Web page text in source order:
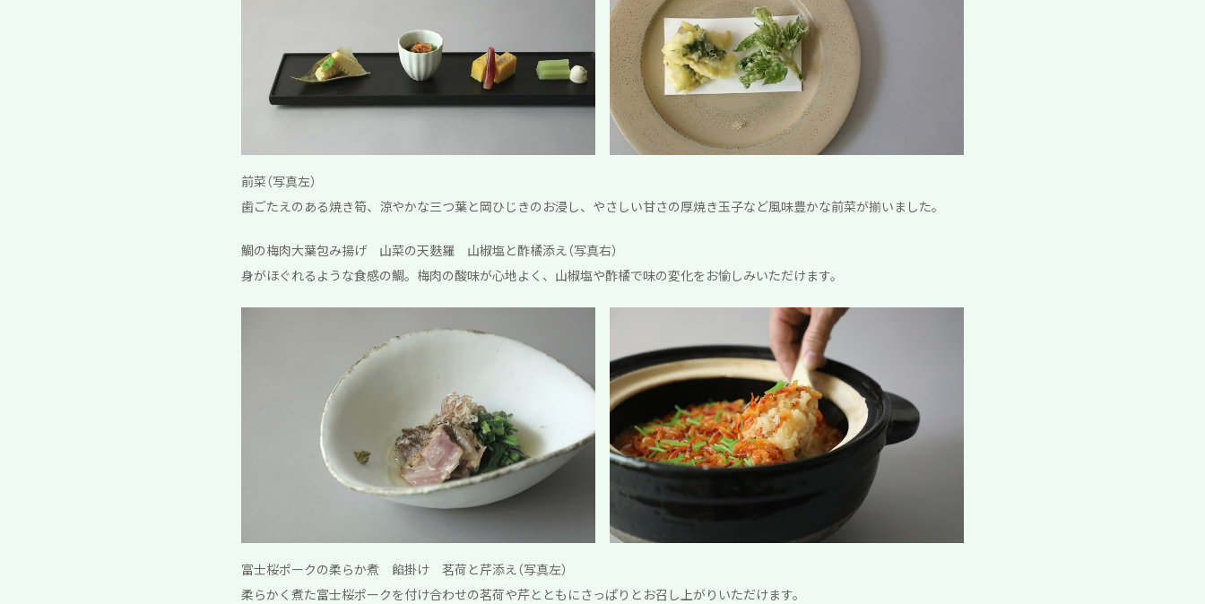
前菜（写真左）
歯ごたえのある焼き筍、涼やかな三つ葉と岡ひじきのお浸し、やさしい甘さの厚焼き玉子など風味豊かな前菜が揃いました。
鯛の梅肉大葉包み揚げ 山菜の天麩羅 山椒塩と酢橘添え（写真右）
身がほぐれるような食感の鯛。梅肉の酸味が心地よく、山椒塩や酢橘で味の変化をお愉しみいただけます。
富士桜ポークの柔らか煮 餡掛け 茗荷と芹添え（写真左）
柔らかく煮た富士桜ポークを付け合わせの茗荷や芹とともにさっぱりとお召し上がりいただけます。